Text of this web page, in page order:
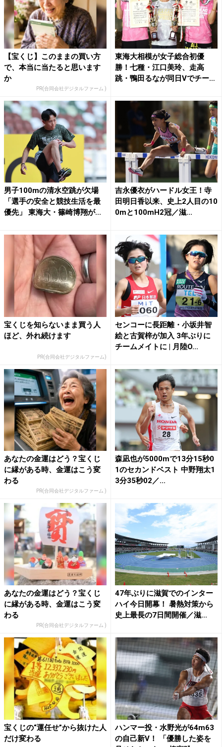
【宝くじ】このままの買い方
で、本当に当たると思います
か
PR(合同会社デジタルファーム )
東海大相模が女子総合初優
勝！七種・江口美玲、走高
跳・鴨田るなが同日Vでチーム
男子100mの清水空跳が欠場
「選手の安全と競技生活を最
優先」 東海大・篠崎博翔が...
吉永優衣がハードル女王！寺
田明日香以来、史上2人目の10
0mと100mH2冠／滋...
宝くじを知らないまま買う人
ほど、外れ続けます
PR(合同会社デジタルファーム)
センコーに長距離・小坂井智
絵と古賀梓が加入 3年ぶりに
チームメイトに | 月陸O...
あなたの金運はどう？宝くじ
に縁がある時、金運はこう変
わる
PR(合同会社デジタルファーム )
森凪也が5000mで13分15秒0
1のセカンドベスト 中野翔太1
3分35秒02／...
あなたの金運はどう？宝くじ
に縁がある時、金運はこう変
わる
PR(合同会社デジタルファーム )
47年ぶりに滋賀でのインター
ハイ今日開幕！ 暑熱対策から
史上最長の7日間開催／滋...
宝くじの“運任せ”から抜けた人
だけ変わる
ハンマー投・水野光が64m63
の自己新V！ 「優勝した姿を